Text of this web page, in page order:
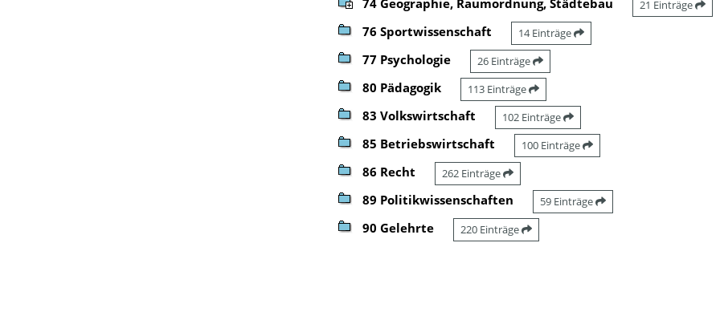
74 Geographie, Raumordnung, Städtebau 21 Einträge
76 Sportwissenschaft 14 Einträge
77 Psychologie 26 Einträge
80 Pädagogik 113 Einträge
83 Volkswirtschaft 102 Einträge
85 Betriebswirtschaft 100 Einträge
86 Recht 262 Einträge
89 Politikwissenschaften 59 Einträge
90 Gelehrte 220 Einträge